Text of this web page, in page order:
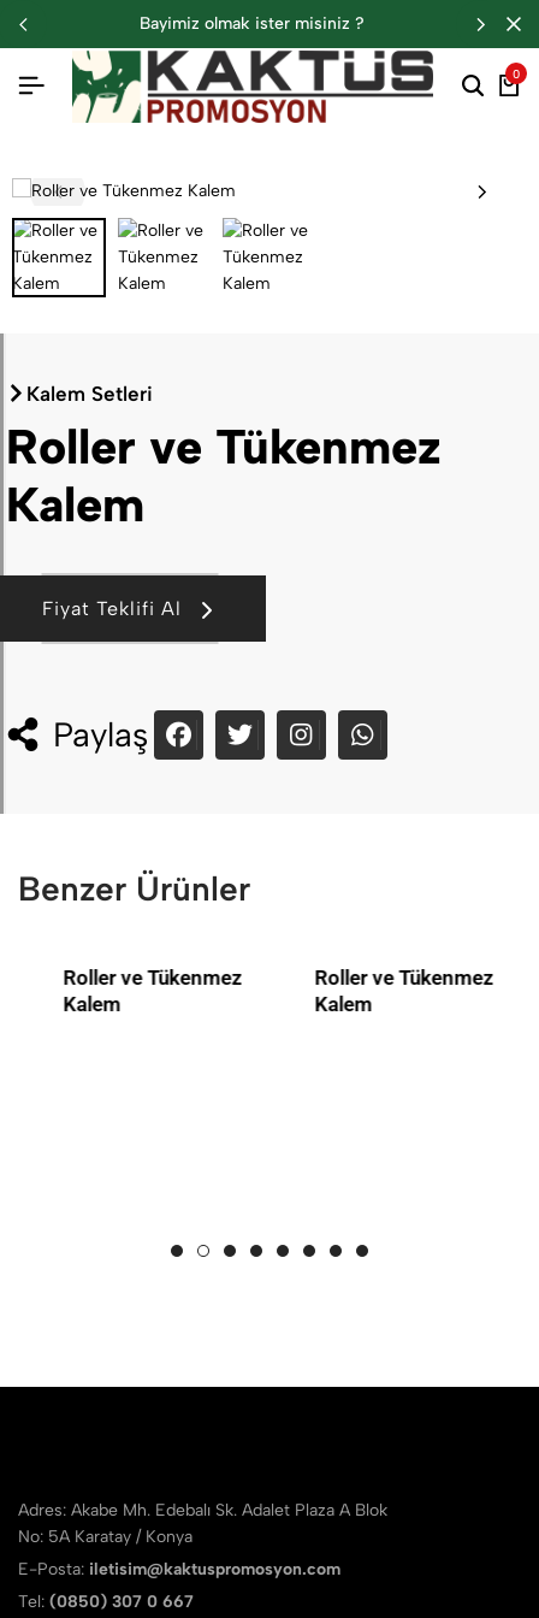
bayimiz olmak i̇ster misiniz ?
0
Kalem Setleri
Roller ve Tükenmez
Kalem
Fiyat Teklifi Al
Paylaş
Benzer Ürünler
Roller ve Tükenmez
Kalem
Roller ve Tükenmez
Kalem
Adres: Akabe Mh. Edebalı Sk. Adalet Plaza A Blok
No: 5A Karatay / Konya
E-Posta: iletisim@kaktuspromosyon.com
Tel: (0850) 307 0 667